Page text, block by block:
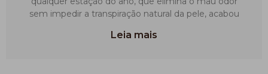
sem impedir a transpiração natural da pele, acabou
Leia mais